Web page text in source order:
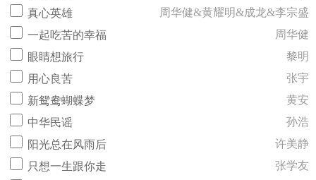
真心英雄
周华健&黄耀明&成龙&李宗盛
一起吃苦的幸福
周华健
眼睛想旅行
黎明
用心良苦
张宇
新鸳鸯蝴蝶梦
黄安
中华民谣
孙浩
阳光总在风雨后
许美静
只想一生跟你走
张学友